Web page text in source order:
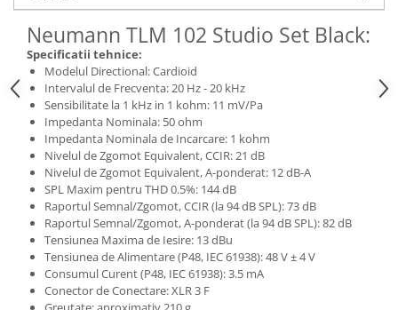
Protectii antifonice pentru urechi
Rack studio
Recordere de studio
Recordere portabile
Sintetizatoare
Standuri si stative de monitoare
Subwoofere de studio
Tratament acustic
Lumini si efecte
Accesorii pentru lumini
Bare Led
Cabluri de Alimentare
Neumann TLM 102 Studio Set Black:
Specificatii tehnice:
Modelul Directional: Cardioid
Intervalul de Frecventa: 20 Hz - 20 kHz
Sensibilitate la 1 kHz in 1 kohm: 11 mV/Pa
Impedanta Nominala: 50 ohm
Impedanta Nominala de Incarcare: 1 kohm
Nivelul de Zgomot Equivalent, CCIR: 21 dB
Nivelul de Zgomot Equivalent, A-ponderat: 12 dB-A
SPL Maxim pentru THD 0.5%: 144 dB
Raportul Semnal/Zgomot, CCIR (la 94 dB SPL): 73 dB
Raportul Semnal/Zgomot, A-ponderat (la 94 dB SPL): 82 dB
Tensiunea Maxima de Iesire: 13 dBu
Tensiunea de Alimentare (P48, IEC 61938): 48 V ± 4 V
Consumul Curent (P48, IEC 61938): 3.5 mA
Conector de Conectare: XLR 3 F